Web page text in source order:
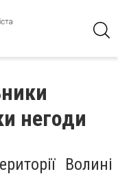
негоди
Волині